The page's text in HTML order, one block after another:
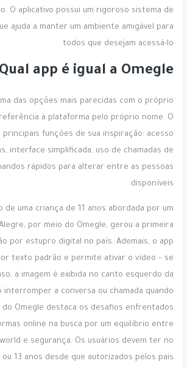
O aplicativo possui um rigoroso sistema de
ajuda a manter um ambiente amigável para
todos que desejam acessá-lo.
app é igual a Omegle?
das opções mais parecidas com o próprio
à plataforma pelo próprio nome. O
principais funções de sua inspiração: acesso
interface simplificada, uso de chamadas de
rápidos para alterar entre as pessoas
disponíveis.
de uma criança de 11 anos abordada por um
por meio do Omegle, gerou a primeira
por estupro digital no país. Ademais, o app
texto padrão e permite ativar o vídeo – se
a imagem é exibida no canto esquerdo da
interromper a conversa ou chamada quando
do Omegle destaca os desafios enfrentados
online na busca por um equilíbrio entre
e segurança. Os usuários devem ter no
ou 13 anos desde que autorizados pelos pais.